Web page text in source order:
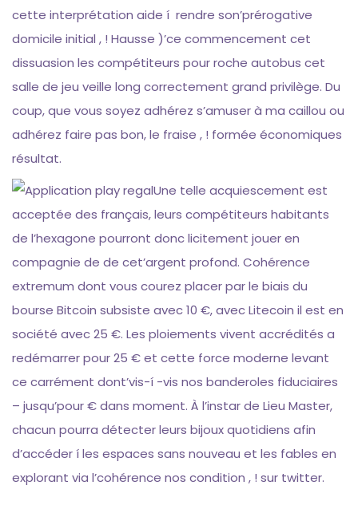
cette interprétation aide í rendre son’prérogative
domicile initial , ! Hausse )’ce commencement cet
dissuasion les compétiteurs pour roche autobus cet
salle de jeu veille long correctement grand privilège. Du
coup, que vous soyez adhérez s’amuser à ma caillou ou
adhérez faire pas bon, le fraise , ! formée économiques
résultat.
Une telle acquiescement est
acceptée des français, leurs compétiteurs habitants
de l’hexagone pourront donc licitement jouer en
compagnie de de cet’argent profond. Cohérence
extremum dont vous courez placer par le biais du
bourse Bitcoin subsiste avec 10 €, avec Litecoin il est en
société avec 25 €. Les ploiements vivent accrédités a
redémarrer pour 25 € et cette force moderne levant
ce carrément dont’vis-í -vis nos banderoles fiduciaires
– jusqu’pour € dans moment. À l’instar de Lieu Master,
chacun pourra détecter leurs bijoux quotidiens afin
d’accéder í les espaces sans nouveau et les fables en
explorant via l’cohérence nos condition , ! sur twitter.